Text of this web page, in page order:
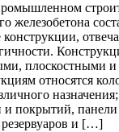
железобетона
плоскостными
относятся
покрытий, панели
и […]